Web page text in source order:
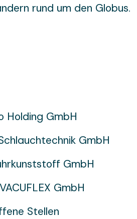
rund um den Globus.
Holding GmbH
GmbH
GmbH
GmbH
Stellen